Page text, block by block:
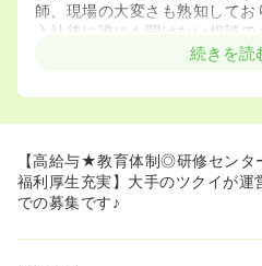
師、現場の大変さも熟知してお
入社後に誰にも聞けない相談で
ません。チームでしっかりサポ
◆在宅看護研修センター開設！
各種シミュレーターを用いた
宅看護に必要な技術とノウハウ
です。模擬在宅・模擬事務所で
術指導、パソコン等を使用し
続きを読
【高給与★教育体制◎研修セン
福利厚生充実】大手のツクイが運
での募集です♪